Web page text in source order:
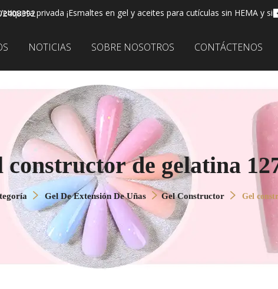
etiqueta privada ¡Esmaltes en gel y aceites para cutículas sin HEMA y
NOTICIAS SOBRE NOSOTROS CONTÁCTENOS
constructor de gelatina
Gel De Extensión De Uñas Gel Constructor Gel